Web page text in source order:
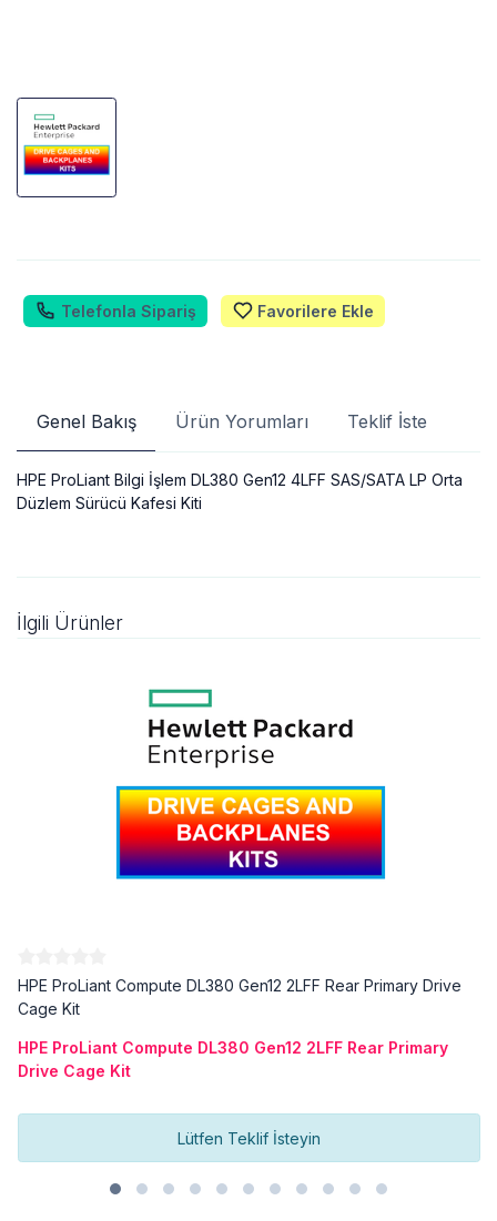
Telefonla Sipariş Favorilere Ekle
Genel Bakış Ürün Yorumları Teklif İste
HPE ProLiant Bilgi İşlem DL380 Gen12 4LFF SAS/SATA LP Orta
Düzlem Sürücü Kafesi Kiti
İlgili Ürünler
HPE ProLiant Compute DL380 Gen12 2LFF Rear Primary Drive
Cage Kit
HPE ProLiant Compute DL380 Gen12 2LFF Rear Primary
Drive Cage Kit
Lütfen Teklif İsteyin